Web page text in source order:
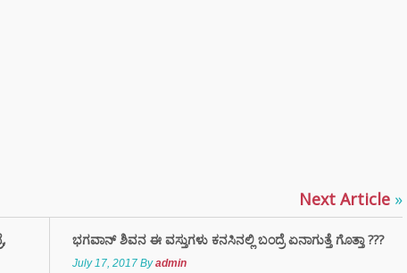
ಬೀಟ್ರೂಟ್‌ನ ಈ
Next Article »
ಭಗವಾನ್ ಶಿವನ ಈ ವಸ್ತುಗಳು ಕನಸಿನಲ್ಲಿ ಬಂದ್ರೆ ಏನಾಗುತ್ತೆ ಗೊತ್ತಾ ???
July 17, 2017 Byadmin